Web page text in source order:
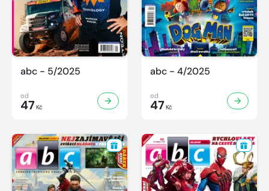
abc - 5/2025
od
47 Kč
abc - 4/2025
od
47 Kč